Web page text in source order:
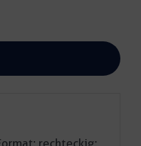
rechteckig;